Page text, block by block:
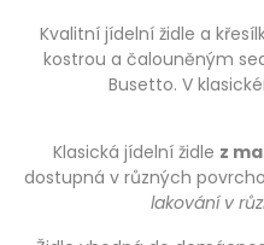
Kvalitní jídelní židle a
kostrou a čalouněným
Busetto. V
Klasická jídelní židle z
dostupná v různých
lakování v